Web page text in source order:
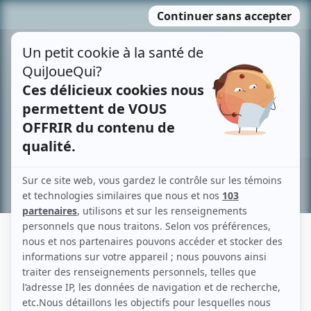
MENU
contenu
Recherche avancée »
SAMUEL SAUVAGEAU
Liens
Fiche de Samuel Sauvageau sur Showbizz.net